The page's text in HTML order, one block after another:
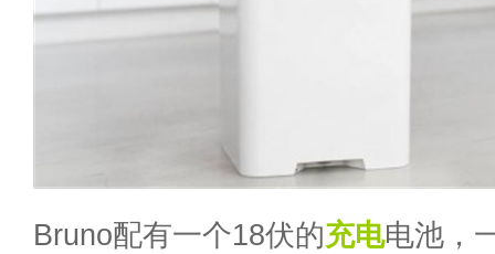
Bruno配有一个18伏的充电电池，